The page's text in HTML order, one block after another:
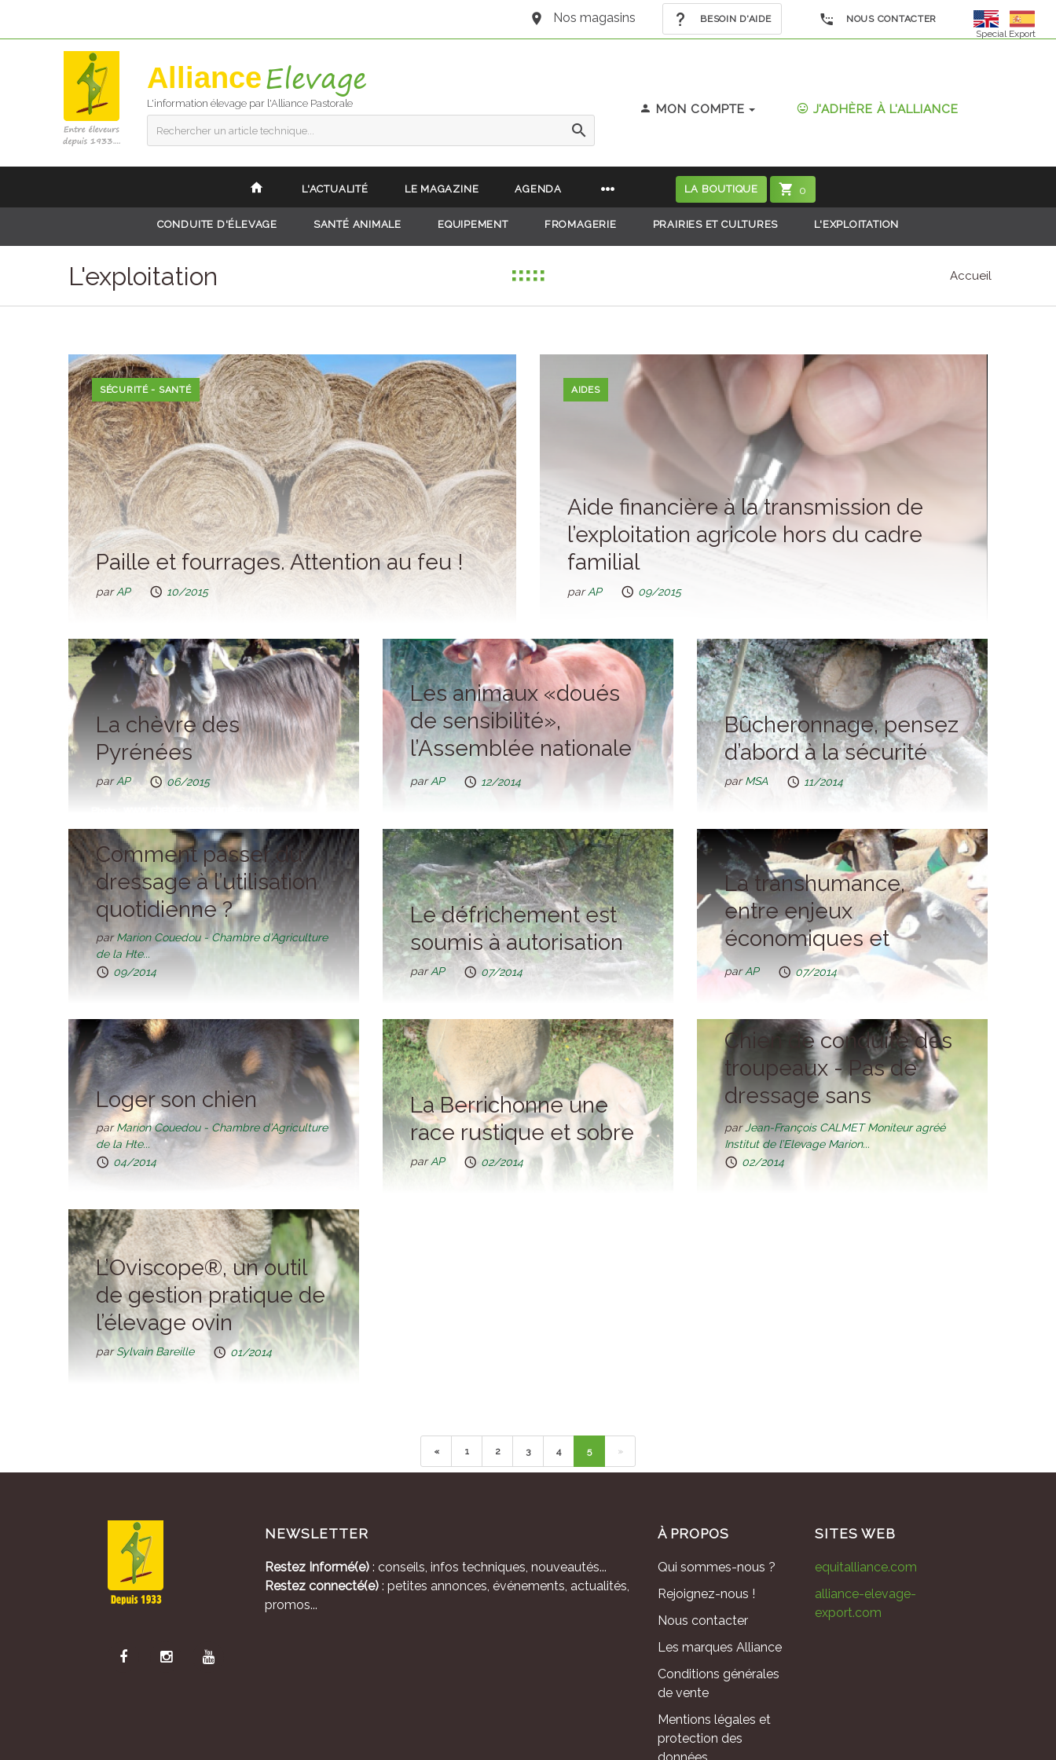
Nos magasins BESOIN D'AIDE
NOUS CONTACTER
Special Export
Alliance
L'information élevage par l'Alliance Pastorale
Rechercher un article technique...
MON COMPTE J'ADHÈRE À L'ALLIANCE
L'ACTUALITÉ LE MAGAZINE AGENDA LA BOUTIQUE 0
CONDUITE D'ÉLEVAGE SANTÉ ANIMALE EQUIPEMENT FROMAGERIE PRAIRIES ET CULTURES L'EXPLOITATION
L'exploitation Accueil
SÉCURITÉ - SANTÉ
Paille et fourrages. Attention au feu !
parAP 10/2015
AIDES
Aide financière à la transmission de
l’exploitation agricole hors du cadre
familial
parAP 09/2015
La chèvre des
Pyrénées
parAP 06/2015
Les animaux «doués
de sensibilité»,
l’Assemblée nationale
confirme
parAP 12/2014
Bûcheronnage, pensez
d’abord à la sécurité
parMSA 11/2014
Comment passer du
dressage à l’utilisation
quotidienne ?
parMarion Couedou - Chambre d’Agriculture
de la Hte...
09/2014
Le défrichement est
soumis à autorisation
parAP 07/2014
La transhumance,
entre enjeux
économiques et
écologiques
parAP 07/2014
Loger son chien
parMarion Couedou - Chambre d’Agriculture
de la Hte...
04/2014
La Berrichonne une
race rustique et sobre
parAP 02/2014
Chien de conduite des
troupeaux - Pas de
dressage sans
éducation
parJean-François CALMET Moniteur agréé
Institut de l’Elevage Marion...
02/2014
L’Oviscope®, un outil
de gestion pratique de
l’élevage ovin
parSylvain Bareille 01/2014
« 1 2 3 4 5 »
À PROPOS
Qui sommes-nous ?
Rejoignez-nous !
Nous contacter
Les marques Alliance
Conditions générales
de vente
Mentions légales et
protection des
SITES WEB
equitalliance.com
alliance-elevage-
export.com
NEWSLETTER
Restez Informé(e) : conseils, infos techniques, nouveautés...
Restez connecté(e) : petites annonces, événements, actualités,
promos...